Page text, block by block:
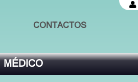
CONTACTOS